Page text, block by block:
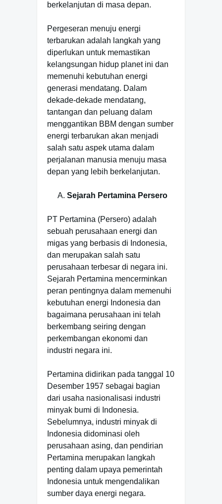
berkelanjutan di masa depan.
Pergeseran menuju energi
terbarukan adalah langkah yang
diperlukan untuk memastikan
kelangsungan hidup planet ini dan
memenuhi kebutuhan energi
generasi mendatang. Dalam
dekade-dekade mendatang,
tantangan dan peluang dalam
menggantikan BBM dengan sumber
energi terbarukan akan menjadi
salah satu aspek utama dalam
perjalanan manusia menuju masa
depan yang lebih berkelanjutan.
Sejarah Pertamina Persero
PT Pertamina (Persero) adalah
sebuah perusahaan energi dan
migas yang berbasis di Indonesia,
dan merupakan salah satu
perusahaan terbesar di negara ini.
Sejarah Pertamina mencerminkan
peran pentingnya dalam memenuhi
kebutuhan energi Indonesia dan
bagaimana perusahaan ini telah
berkembang seiring dengan
perkembangan ekonomi dan
industri negara ini.
Pertamina didirikan pada tanggal 10
Desember 1957 sebagai bagian
dari usaha nasionalisasi industri
minyak bumi di Indonesia.
Sebelumnya, industri minyak di
Indonesia didominasi oleh
perusahaan asing, dan pendirian
Pertamina merupakan langkah
penting dalam upaya pemerintah
Indonesia untuk mengendalikan
sumber daya energi negara.